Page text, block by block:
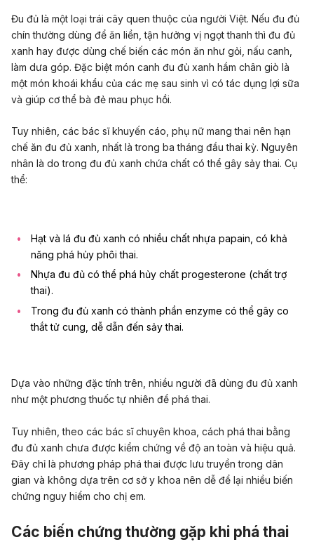
Đu đủ là một loại trái cây quen thuộc của người Việt. Nếu đu đủ
chín thường dùng để ăn liền, tận hưởng vị ngọt thanh thì đu đủ
xanh hay được dùng chế biến các món ăn như gỏi, nấu canh,
làm dưa góp. Đặc biệt món canh đu đủ xanh hầm chân giò là
một món khoái khẩu của các mẹ sau sinh vì có tác dụng lợi sữa
và giúp cơ thể bà đẻ mau phục hồi.
Tuy nhiên, các bác sĩ khuyến cáo, phụ nữ mang thai nên hạn
chế ăn đu đủ xanh, nhất là trong ba tháng đầu thai kỳ. Nguyên
nhân là do trong đu đủ xanh chứa chất có thể gây sảy thai. Cụ
thể:
Hạt và lá đu đủ xanh có nhiều chất nhựa papain, có khả
năng phá hủy phôi thai.
Nhựa đu đủ có thể phá hủy chất progesterone (chất trợ
thai).
Trong đu đủ xanh có thành phần enzyme có thể gây co
thắt tử cung, dễ dẫn đến sảy thai.
Dựa vào những đặc tính trên, nhiều người đã dùng đu đủ xanh
như một phương thuốc tự nhiên để phá thai.
Tuy nhiên, theo các bác sĩ chuyên khoa, cách phá thai bằng
đu đủ xanh chưa được kiểm chứng về độ an toàn và hiệu quả.
Đây chỉ là phương pháp phá thai được lưu truyền trong dân
gian và không dựa trên cơ sở y khoa nên dễ để lại nhiều biến
chứng nguy hiểm cho chị em.
Các biến chứng thường gặp khi phá thai